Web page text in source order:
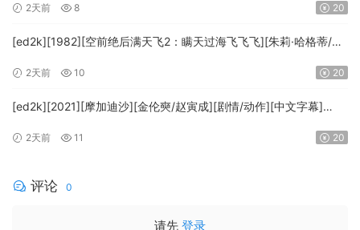
FRDS]
2天前 8 20
[ed2k][1982][空前绝后满天飞2：瞒天过海飞飞飞][朱莉·哈格蒂/罗
[1080p.BluRay.x264.DTS-WiKi]
2天前 10 20
[ed2k][2021][摩加迪沙][金伦奭/赵寅成][剧情/动作][中文字幕]
2天前 11 20
评论 0
请先 登录